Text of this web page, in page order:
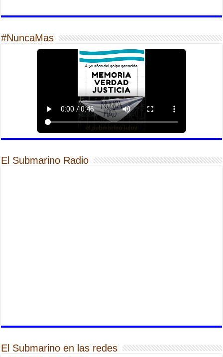
#NuncaMas
El Submarino Radio
El Submarino en las redes